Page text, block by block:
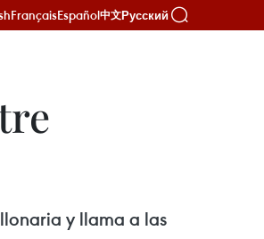
FrançaisEspañol中文Русский
y llama a las